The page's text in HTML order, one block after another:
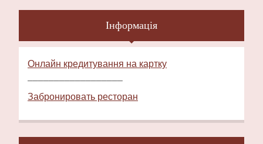
Інформація
Онлайн кредитування на картку
––––––––––––––––––
Забронировать ресторан